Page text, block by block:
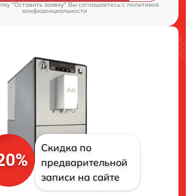
"Оставить заявку" Вы соглашаетесь cполитикой
конфиденциальности
Скидка по
предварительной
записи на сайте